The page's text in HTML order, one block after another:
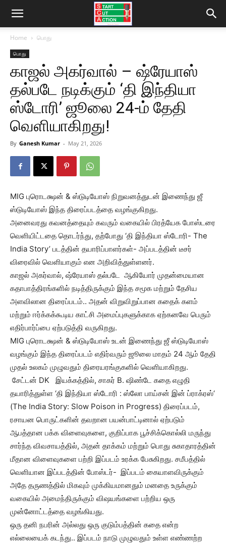
Home பொது
பொது
காஜல் அகர்வால் – ஷ்ரேயாஸ்
தல்படே நடிக்கும் ‘தி இந்தியா
ஸ்டோரி’ ஜூலை 24-ம் தேதி
வெளியாகிறது!
By Ganesh Kumar - May 21, 2026
MIG புரொடக்ஷன் & ஸ்டுடியோஸ் நிறுவனத்துடன் இணைந்து ஜீ
ஸ்டுடியோஸ் இந்த திரைப்படத்தை வழங்குகிறது.
அனைவரது கவனத்தையும் கவரும் வகையில் பிரத்யேக போஸ்டரை
வெளியிட்டதை தொடர்ந்து, தற்போது ‘தி இந்தியா ஸ்டோரி- The
India Story’ படத்தின் தயாரிப்பாளர்கள்- அப்படத்தின் டீசர்
விரைவில் வெளியாகும் என அறிவித்துள்ளனர்.
காஜல் அகர்வால், ஷ்ரேயாஸ் தல்படே ஆகியோர் முதன்மையான
கதாபாத்திரங்களில் நடித்திருக்கும் இந்த சமூக மற்றும் தேசிய
அளவிலான திரைப்படம்.. அதன் விறுவிறுப்பான கதைக் களம்
மற்றும் ஈர்க்கக்கூடிய காட்சி அமைப்புகளுக்காக ஏற்கனவே பெரும்
எதிர்பார்ப்பை ஏற்படுத்தி வருகிறது.
MIG புரொடக்ஷன் & ஸ்டுடியோஸ் உடன் இணைந்து ஜீ ஸ்டுடியோஸ்
வழங்கும் இந்த திரைப்படம் எதிர்வரும் ஜூலை மாதம் 24 ஆம் தேதி
முதல் உலகம் முழுவதும் திரையரங்குகளில் வெளியாகிறது.
சேட்டன் DK இயக்கத்தில், சாகர் B. ஷிண்டே கதை எழுதி
தயாரித்துள்ள ‘தி இந்தியா ஸ்டோரி : ஸ்லோ பாய்சன் இன் ப்ராக்ரஸ்‘
(The India Story: Slow Poison in Progress) திரைப்படம்,
ரசாயன பொருட்களின் தவறான பயன்பாட்டினால் ஏற்படும்
ஆபத்தான பக்க விளைவுகளை, குறிப்பாக பூச்சிக்கொல்லி மருந்து
சார்ந்த விவசாயத்தில், அதன் தாக்கம் மற்றும் பொது சுகாதாரத்தின்
மீதான விளைவுகளை பற்றி இப்படம் உரக்க பேசுகிறது. சமீபத்தில்
வெளியான இப்படத்தின் போஸ்டர்- இப்படம் கையாளவிருக்கும்
அதே தருணத்தில் மிகவும் முக்கியமானதும் மனதை உருக்கும்
வகையில் அமைந்திருக்கும் விஷயங்களை பற்றிய ஒரு
முன்னோட்டத்தை வழங்கியது.
ஒரு தனி நபரின் அல்லது ஒரு குடும்பத்தின் கதை என்ற
எல்லையைக் கடந்து.. இப்படம் நாடு முழுவதும் உள்ள எண்ணற்ற